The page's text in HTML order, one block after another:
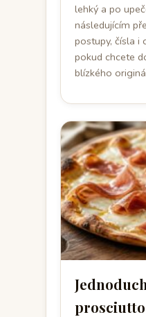
lehký a po
následujícím
postupy, čísla i
pokud chcete
blízkého
prosciutto